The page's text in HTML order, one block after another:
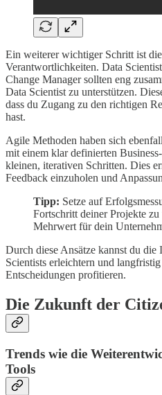
Ein weiterer wichtiger Schritt ist
Verantwortlichkeiten. Data
Change Manager sollten eng
Data Scientist zu unterstützen.
dass du Zugang zu den richtigen
hast.
Agile Methoden haben sich
mit einem klar definierten
kleinen, iterativen Schritten. Dies
Feedback einzuholen und
Tipp: Setze auf
Fortschritt deiner Projekte
Mehrwert für dein
Durch diese Ansätze kannst du
Scientists erleichtern und
Entscheidungen profitieren.
Die Zukunft der
Trends wie die
Tools